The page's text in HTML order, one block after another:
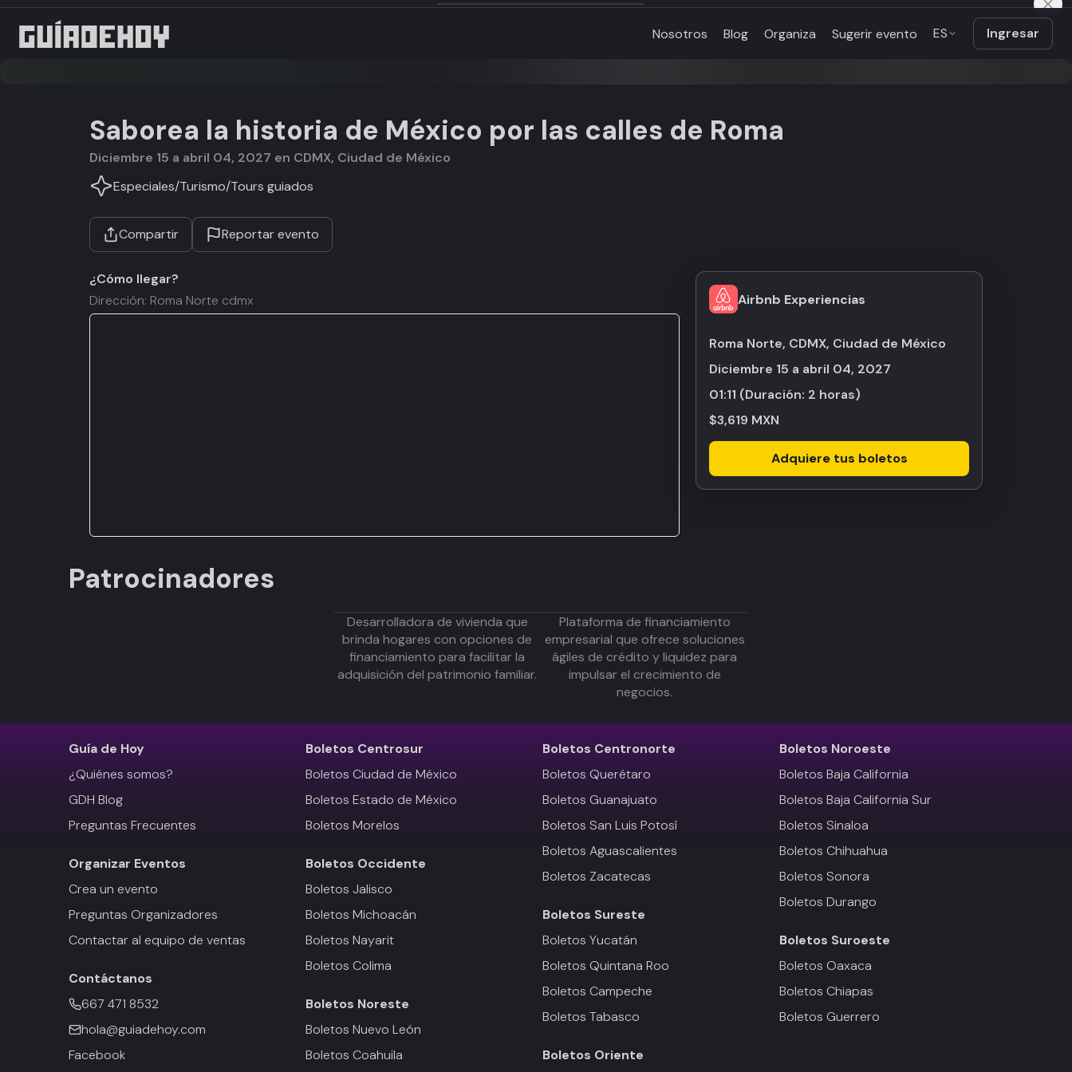
Nosotros Blog Organiza Sugerir evento ES Ingresar
Saborea la historia de México por las calles de Roma
diciembre 15 a abril 04, 2027 en CDMX, Ciudad de México
Especiales/Turismo/Tours guiados
Compartir Reportar evento
Airbnb Experiencias
Roma Norte, CDMX, Ciudad de México
diciembre 15 a abril 04, 2027
01:11 (Duración: 2 horas)
$3,619 MXN
Adquiere tus boletos
¿Cómo llegar?
Dirección: Roma Norte cdmx
Patrocinadores
Desarrolladora de vivienda que
brinda hogares con opciones de
financiamiento para facilitar la
adquisición del patrimonio familiar.
Plataforma de financiamiento
empresarial que ofrece soluciones
ágiles de crédito y liquidez para
impulsar el crecimiento de
negocios.
Guía de Hoy
¿Quiénes somos?
GDH Blog
Preguntas Frecuentes
Organizar Eventos
Crea un evento
Preguntas Organizadores
Contactar al equipo de ventas
Contáctanos
667 471 8532
hola@guiadehoy.com
Facebook
Boletos Centrosur
Boletos Ciudad de México
Boletos Estado de México
Boletos Morelos
Boletos Occidente
Boletos Jalisco
Boletos Michoacán
Boletos Nayarit
Boletos Colima
Boletos Noreste
Boletos Nuevo León
Boletos Coahuila
Boletos Centronorte
Boletos Querétaro
Boletos Guanajuato
Boletos San Luis Potosí
Boletos Aguascalientes
Boletos Zacatecas
Boletos Sureste
Boletos Yucatán
Boletos Quintana Roo
Boletos Campeche
Boletos Tabasco
Boletos Oriente
Boletos Noroeste
Boletos Baja California
Boletos Baja California Sur
Boletos Sinaloa
Boletos Chihuahua
Boletos Sonora
Boletos Durango
Boletos Suroeste
Boletos Oaxaca
Boletos Chiapas
Boletos Guerrero